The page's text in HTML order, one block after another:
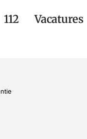
112 Vacatures